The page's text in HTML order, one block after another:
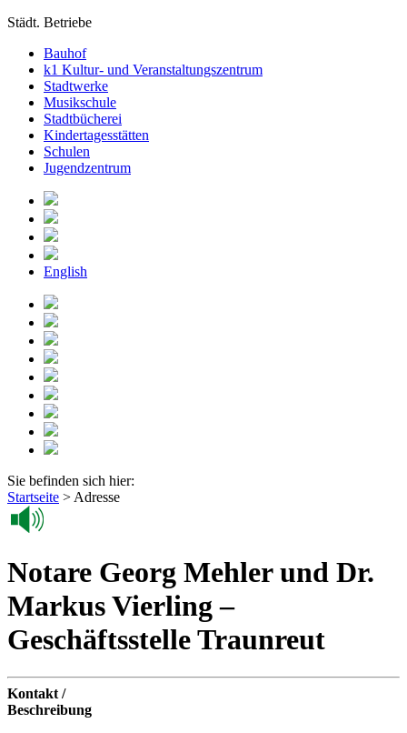
Städt. Betriebe
Bauhof
k1 Kultur- und Veranstaltungszentrum
Stadtwerke
Musikschule
Stadtbücherei
Kindertagesstätten
Schulen
Jugendzentrum
English
Sie befinden sich hier:
Startseite > Adresse
Notare Georg Mehler und Dr.
Markus Vierling –
Geschäftsstelle Traunreut
Kontakt /
Beschreibung